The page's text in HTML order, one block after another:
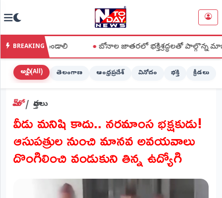
హోమ్
(Home)
STREAMING
లైవ్
(Live
TV)
BREAKING
ఉండాలి ●బోనాల జాతరలో భక్తిశ్రద్ధలతో పాల్గొన్న మాజీ డీసీసీ
అన్నీ (All) తెలంగాణ ఆంధ్రప్రదేశ్ వినోదం భక్తి క్రీడలు
హోమ్ వార్తలు
వీడు మనిషి కాదు.. నరమాంస భక్షకుడు!
ఆసుపత్రుల నుంచి మానవ అవయవాలు
దొంగిలించి వండుకుని తిన్న ఉద్యోగి